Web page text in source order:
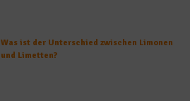
Was ist der Unterschied zwischen Limonen
und Limetten?